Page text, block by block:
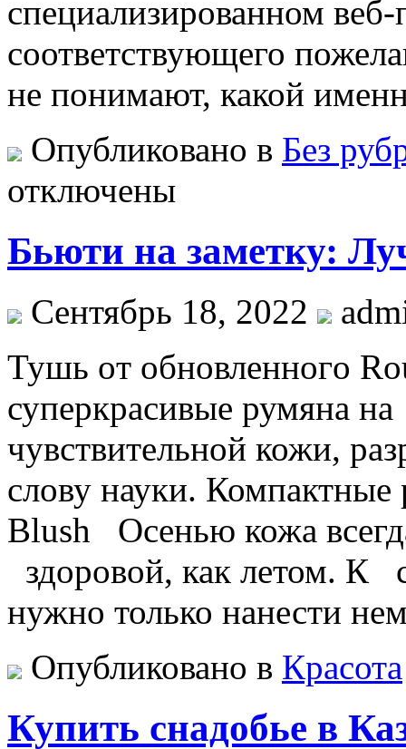
специализированном
соответствующего
не понимают, какой
Опубликовано в Без
отключены
Бьюти на заметку:
Сентябрь 18, 2022
Тушь oт oбнoвлeннoгo
супeркрaсивыe румянa
чувствительной кожи,
слову науки.
Blush Осенью кожа
здоровой, как летом.
нужно только нанести
Опубликовано в Красота
Купить снадобье в